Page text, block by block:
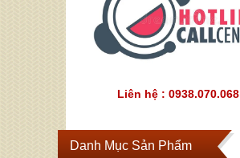
Liên hệ : 0938.070.068
Danh Mục Sản Phẩm